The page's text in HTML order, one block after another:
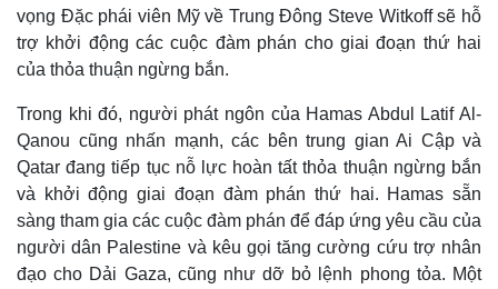
vọng Đặc phái viên Mỹ về Trung Đông Steve Witkoff sẽ hỗ
trợ khởi động các cuộc đàm phán cho giai đoạn thứ hai
của thỏa thuận ngừng bắn.
Trong khi đó, người phát ngôn của Hamas Abdul Latif Al-
Qanou cũng nhấn mạnh, các bên trung gian Ai Cập và
Qatar đang tiếp tục nỗ lực hoàn tất thỏa thuận ngừng bắn
và khởi động giai đoạn đàm phán thứ hai. Hamas sẵn
sàng tham gia các cuộc đàm phán để đáp ứng yêu cầu của
người dân Palestine và kêu gọi tăng cường cứu trợ nhân
đạo cho Dải Gaza, cũng như dỡ bỏ lệnh phong tỏa. Một